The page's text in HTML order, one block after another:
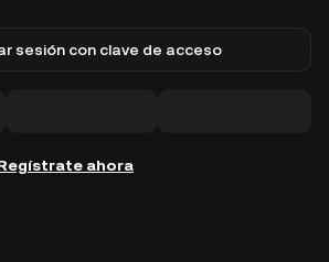
sesión con clave de acceso
ahora